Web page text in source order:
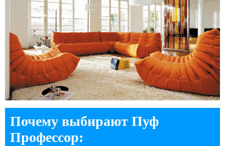
Почему выбирают Пуф
Профессор: